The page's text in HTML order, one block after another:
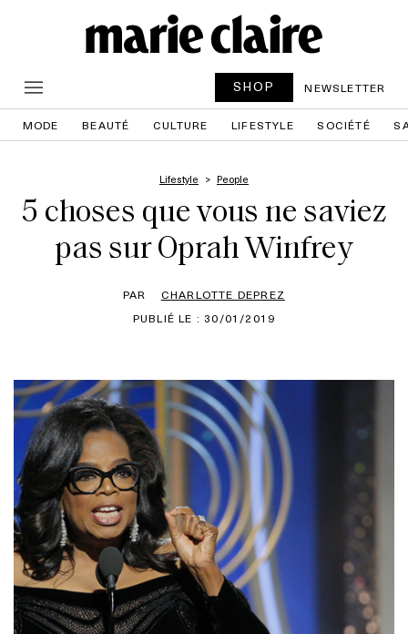
SHOP NEWSLETTER
MODE BEAUTÉ CULTURE LIFESTYLE SOCIÉTÉ
Lifestyle People
5 choses que vous ne saviez
pas sur Oprah Winfrey
PAR
CHARLOTTE DEPREZ
PUBLIÉ LE : 30/01/2019